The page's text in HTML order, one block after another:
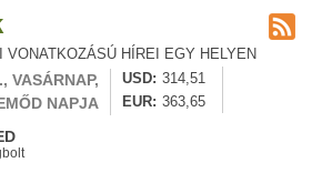
VONATKOZÁSÚ HÍREI EGY HELYEN
VASÁRNAP,
NAPJA
USD
314,51
EUR
363,65